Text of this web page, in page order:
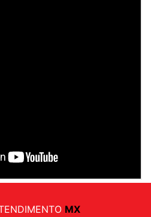
MX